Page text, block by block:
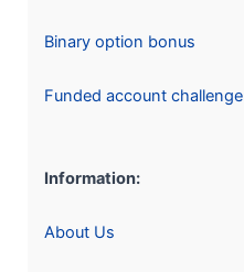
Binary option bonus
Funded account challenge
Information:
About Us